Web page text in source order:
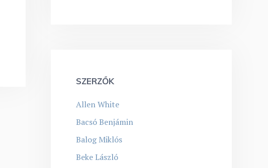
SZERZŐK
Allen White
Bacsó Benjámin
Balog Miklós
Beke László